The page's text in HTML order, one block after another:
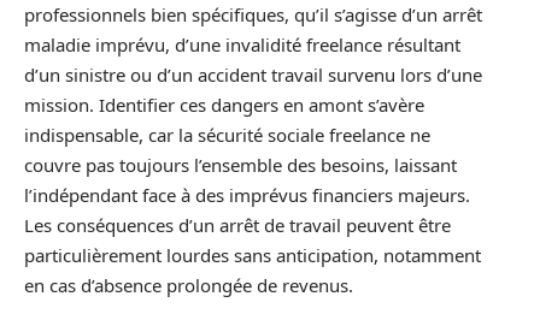
professionnels bien spécifiques, qu’il s’agisse d’un arrêt
maladie imprévu, d’une invalidité freelance résultant
d’un sinistre ou d’un accident travail survenu lors d’une
mission. Identifier ces dangers en amont s’avère
indispensable, car la sécurité sociale freelance ne
couvre pas toujours l’ensemble des besoins, laissant
l’indépendant face à des imprévus financiers majeurs.
Les conséquences d’un arrêt de travail peuvent être
particulièrement lourdes sans anticipation, notamment
en cas d’absence prolongée de revenus.